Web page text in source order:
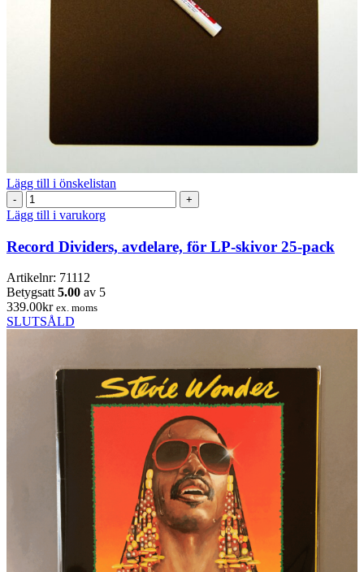
Lägg till i önskelistan
Record
Dividers,
avdelare,
LP-
skivor
25-
pack
mängd
Lägg till i varukorg
Record Dividers, avdelare, för LP-skivor 25-pack
Artikelnr: 71112
Betygsatt 5.00 av 5
339.00kr ex. moms
SLUTSÅLD